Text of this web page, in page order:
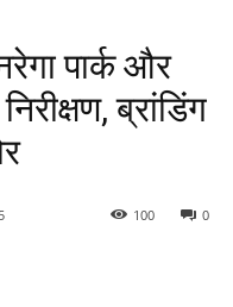
पार्क और
ब्रांडिंग
0
100